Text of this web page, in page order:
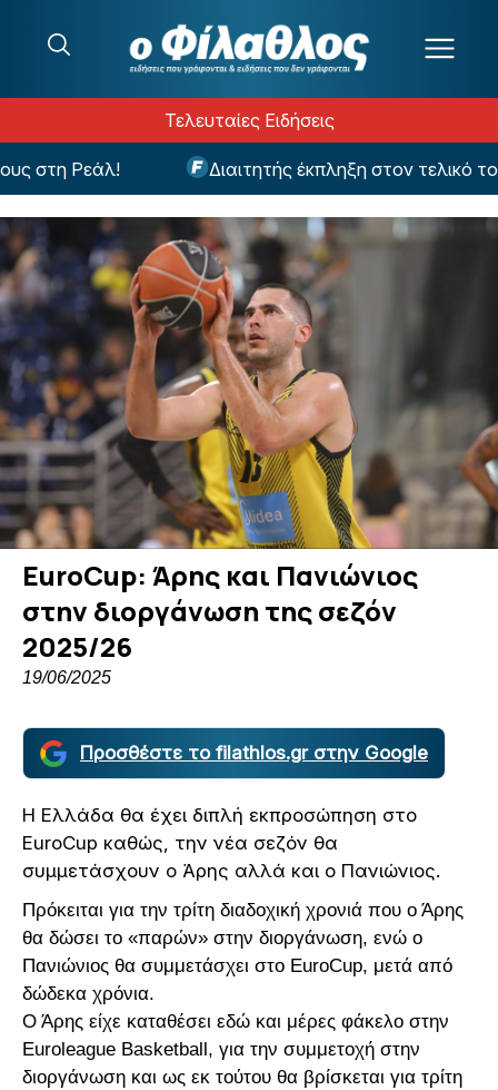
Τελευταίες Ειδήσεις
στη Ρεάλ! Διαιτητής έκπληξη στον τελικό
EuroCup: Άρης και Πανιώνιος
στην διοργάνωση της σεζόν
2025/26
19/06/2025
Προσθέστε το filathlos.gr στην Google
Η Ελλάδα θα έχει διπλή εκπροσώπηση στο
EuroCup καθώς, την νέα σεζόν θα
συμμετάσχουν ο Άρης αλλά και ο Πανιώνιος.
Πρόκειται για την τρίτη διαδοχική χρονιά που ο Άρης
θα δώσει το «παρών» στην διοργάνωση, ενώ ο
Πανιώνιος θα συμμετάσχει στο EuroCup, μετά από
δώδεκα χρόνια.
Ο Άρης είχε καταθέσει εδώ και μέρες φάκελο στην
Euroleague Basketball, για την συμμετοχή στην
διοργάνωση και ως εκ τούτου θα βρίσκεται για τρίτη